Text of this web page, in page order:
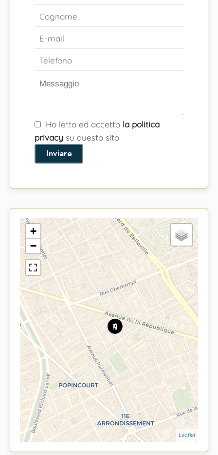
Ho letto ed accetto la politica
privacy su questo sito
Inviare
+
−
Leaflet